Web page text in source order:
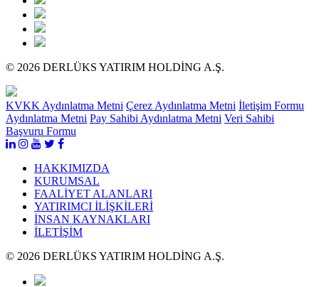
© 2026 DERLÜKS YATIRIM HOLDİNG A.Ş.
KVKK Aydınlatma Metni Çerez Aydınlatma Metni İletişim Formu
Aydınlatma Metni Pay Sahibi Aydınlatma Metni Veri Sahibi
Başvuru Formu
HAKKIMIZDA
KURUMSAL
FAALİYET ALANLARI
YATIRIMCI İLİŞKİLERİ
İNSAN KAYNAKLARI
İLETİŞİM
© 2026 DERLÜKS YATIRIM HOLDİNG A.Ş.